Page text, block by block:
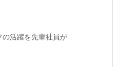
活躍を先輩社員が